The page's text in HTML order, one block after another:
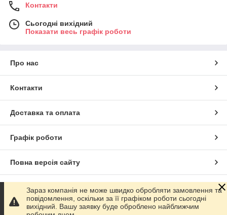
Контакти
Сьогодні вихідний
Показати весь графік роботи
Про нас
Контакти
Доставка та оплата
Графік роботи
Повна версія сайту
Сайт створено на маркетплейсі Prom.ua
Політика конфіденційності
Зараз компанія не може швидко обробляти замовлення та
повідомлення, оскільки за її графіком роботи сьогодні
вихідний. Вашу заявку буде оброблено найближчим